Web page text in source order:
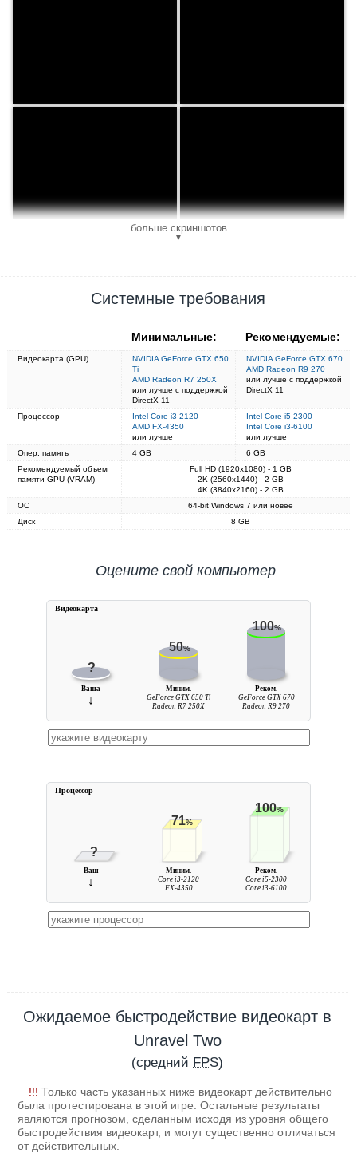
больше скриншотов
▼
Системные требования
Минимальные: Рекомендуемые:
Видеокарта (GPU)
NVIDIA GeForce GTX 650
Ti
AMD Radeon R7 250X
или лучше с поддержкой
DirectX 11
NVIDIA GeForce GTX 670
AMD Radeon R9 270
или лучше с поддержкой
DirectX 11
Процессор
Intel Core i3-2120
AMD FX-4350
или лучше
Intel Core i5-2300
Intel Core i3-6100
или лучше
Опер. память
4 GB
6 GB
Рекомендуемый объем
памяти GPU (VRAM)
Full HD (1920x1080) - 1 GB
2K (2560x1440) - 2 GB
4K (3840x2160) - 2 GB
ОС
64-bit Windows 7 или новее
Диск
8 GB
Оцените свой компьютер
?
50%
100%
Ваша
↓
Миним.
GeForce GTX 650 Ti
Radeon R7 250X
Реком.
GeForce GTX 670
Radeon R9 270
Видеокарта
?
71%
100%
Ваш
↓
Миним.
Core i3-2120
FX-4350
Реком.
Core i5-2300
Core i3-6100
Процессор
Ожидаемое быстродействие видеокарт в
Unravel Two
(средний FPS)
!!! Только часть указанных ниже видеокарт действительно
была протестирована в этой игре. Остальные результаты
являются прогнозом, сделанным исходя из уровня общего
быстродействия видеокарт, и могут существенно отличаться
от действительных.